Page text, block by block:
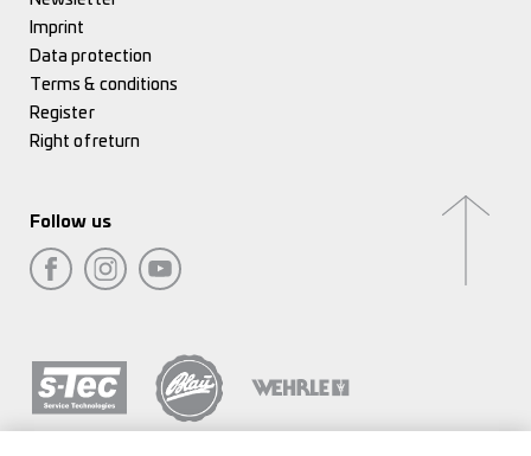
Imprint
Data protection
Terms & conditions
Register
Right of return
Follow us